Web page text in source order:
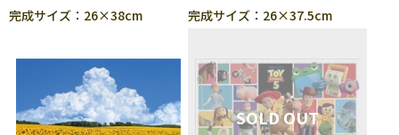
完成サイズ：26×38cm 完成サイズ：26×37.5cm